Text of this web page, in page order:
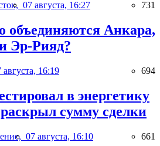
07 августа, 16:27 731
объединяются Анкара,
Эр-Рияд?
августа, 16:19 694
в энергетику
сумму сделки
07 августа, 16:10 661